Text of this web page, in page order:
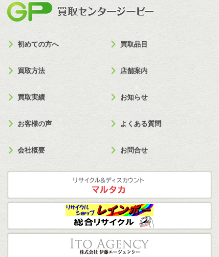
初めての方へ 買取品目
買取方法 店舗案内
買取実績 お知らせ
お客様の声 よくある質問
会社概要 お問合せ